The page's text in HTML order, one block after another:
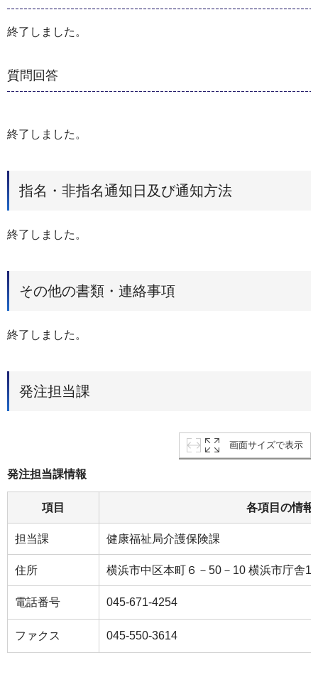
終了しました。
質問回答
終了しました。
指名・非指名通知日及び通知方法
終了しました。
その他の書類・連絡事項
終了しました。
発注担当課
画面サイズで表示
発注担当課情報
項目 各項目の情報
担当課 健康福祉局介護保険課
住所 横浜市中区本町６－50－10 横浜市庁舎
電話番号 045-671-4254
ファクス 045-550-3614